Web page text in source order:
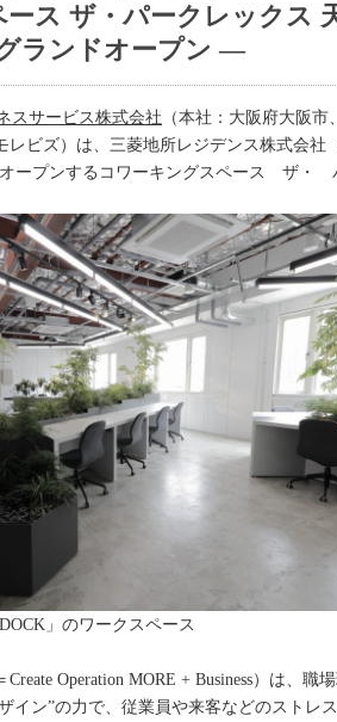
ス ザ・パークレックス
ランドオープン ―
スサービス株式会社 （本社：大阪府大阪
レビズ）は、三菱地所レジデンス株式会
ープンするコワーキングスペース ザ・
」のワークスペース
Create Operation MORE + Business）は、
イン”の力で、従業員や来客などのストレ